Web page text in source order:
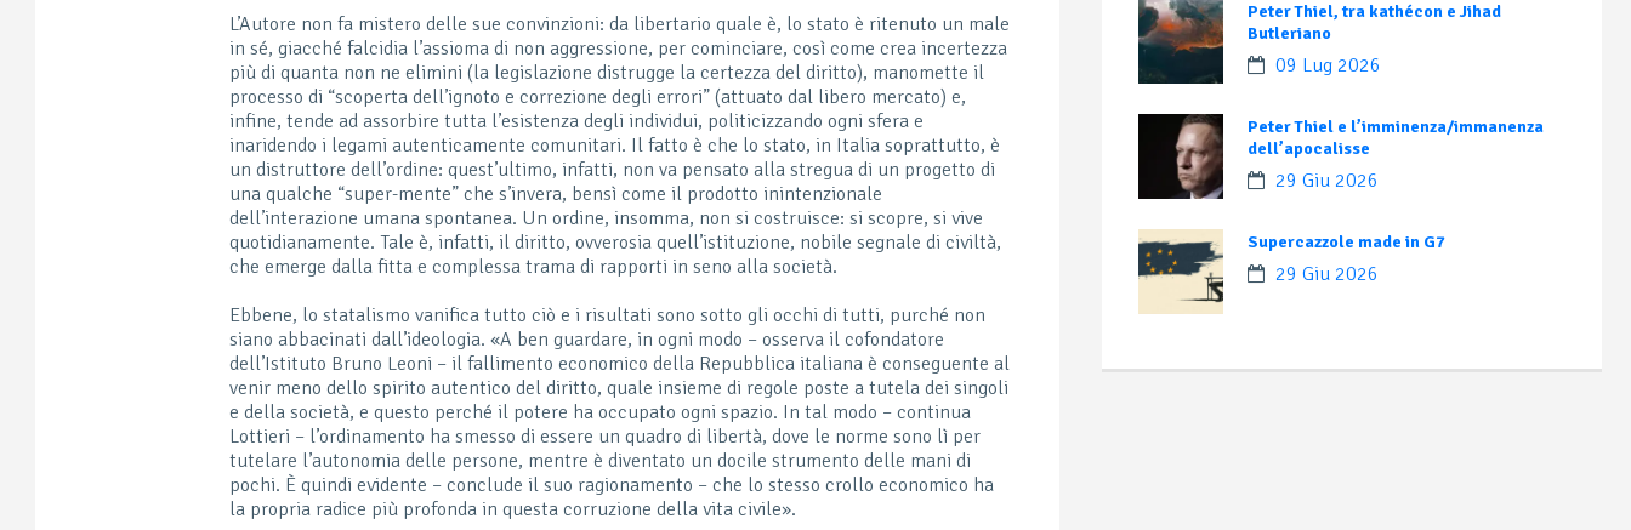
L’Autore non fa mistero delle sue convinzioni: da libertario quale è, lo stato è ritenuto un male
in sé, giacché falcidia l’assioma di non aggressione, per cominciare, così come crea incertezza
più di quanta non ne elimini (la legislazione distrugge la certezza del diritto), manomette il
processo di “scoperta dell’ignoto e correzione degli errori” (attuato dal libero mercato) e,
infine, tende ad assorbire tutta l’esistenza degli individui, politicizzando ogni sfera e
inaridendo i legami autenticamente comunitari. Il fatto è che lo stato, in Italia soprattutto, è
un distruttore dell’ordine: quest’ultimo, infatti, non va pensato alla stregua di un progetto di
una qualche “super-mente” che s’invera, bensì come il prodotto inintenzionale
dell’interazione umana spontanea. Un ordine, insomma, non si costruisce: si scopre, si vive
quotidianamente. Tale è, infatti, il diritto, ovverosia quell’istituzione, nobile segnale di civiltà,
che emerge dalla fitta e complessa trama di rapporti in seno alla società.
Ebbene, lo statalismo vanifica tutto ciò e i risultati sono sotto gli occhi di tutti, purché non
siano abbacinati dall’ideologia. «A ben guardare, in ogni modo – osserva il cofondatore
dell’Istituto Bruno Leoni – il fallimento economico della Repubblica italiana è conseguente al
venir meno dello spirito autentico del diritto, quale insieme di regole poste a tutela dei singoli
e della società, e questo perché il potere ha occupato ogni spazio. In tal modo – continua
Lottieri – l’ordinamento ha smesso di essere un quadro di libertà, dove le norme sono lì per
tutelare l’autonomia delle persone, mentre è diventato un docile strumento delle mani di
pochi. È quindi evidente – conclude il suo ragionamento – che lo stesso crollo economico ha
la propria radice più profonda in questa corruzione della vita civile».
Peter Thiel, tra kathécon e Jihad
Butleriano
09 Lug 2026
Peter Thiel e l’imminenza/immanenza
dell’apocalisse
29 Giu 2026
Supercazzole made in G7
29 Giu 2026